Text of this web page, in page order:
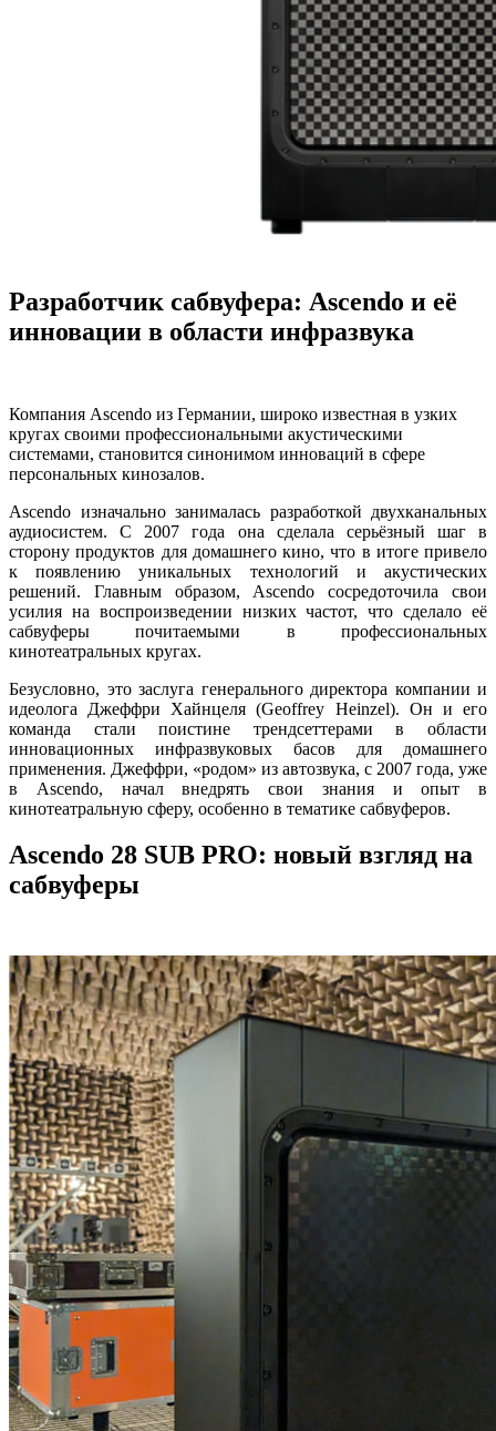
Разработчик сабвуфера: Ascendo и её
инновации в области инфразвука
Компания Ascendo из Германии, широко известная в узких
кругах своими профессиональными акустическими
системами, становится синонимом инноваций в сфере
персональных кинозалов.
Ascendo изначально занималась разработкой двухканальных
аудиосистем. С 2007 года она сделала серьёзный шаг в
сторону продуктов для домашнего кино, что в итоге привело
к появлению уникальных технологий и акустических
решений. Главным образом, Ascendo сосредоточила свои
усилия на воспроизведении низких частот, что сделало её
сабвуферы почитаемыми в профессиональных
кинотеатральных кругах.
Безусловно, это заслуга генерального директора компании и
идеолога Джеффри Хайнцеля (Geoffrey Heinzel). Он и его
команда стали поистине трендсеттерами в области
инновационных инфразвуковых басов для домашнего
применения. Джеффри, «родом» из автозвука, с 2007 года, уже
в Ascendo, начал внедрять свои знания и опыт в
кинотеатральную сферу, особенно в тематике сабвуферов.
Ascendo 28 SUB PRO: новый взгляд на
сабвуферы